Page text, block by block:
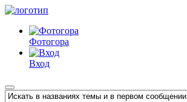
Фотогора
Вход